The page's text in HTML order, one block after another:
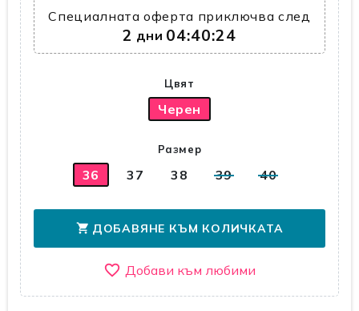
Специалната оферта приключва след
2 дни 04:40:23
Цвят
Черен
Размер
36 37 38 39 40
shopping_cart ДОБАВЯНЕ КЪМ КОЛИЧКАТА
favorite_border